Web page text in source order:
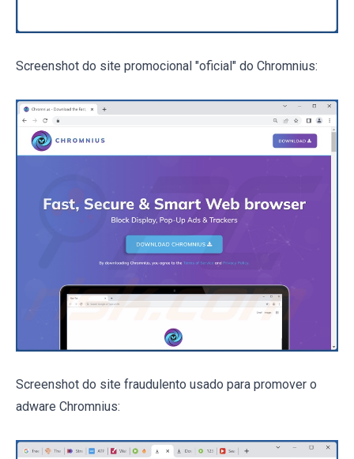
Screenshot do site promocional "oficial" do Chromnius:
Screenshot do site fraudulento usado para promover o
adware Chromnius: